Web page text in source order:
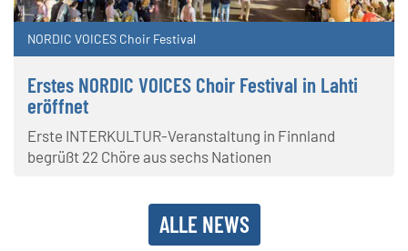
NORDIC VOICES Choir Festival
Erstes NORDIC VOICES Choir Festival in Lahti
eröffnet
Erste INTERKULTUR-Veranstaltung in Finnland
begrüßt 22 Chöre aus sechs Nationen
ALLE NEWS